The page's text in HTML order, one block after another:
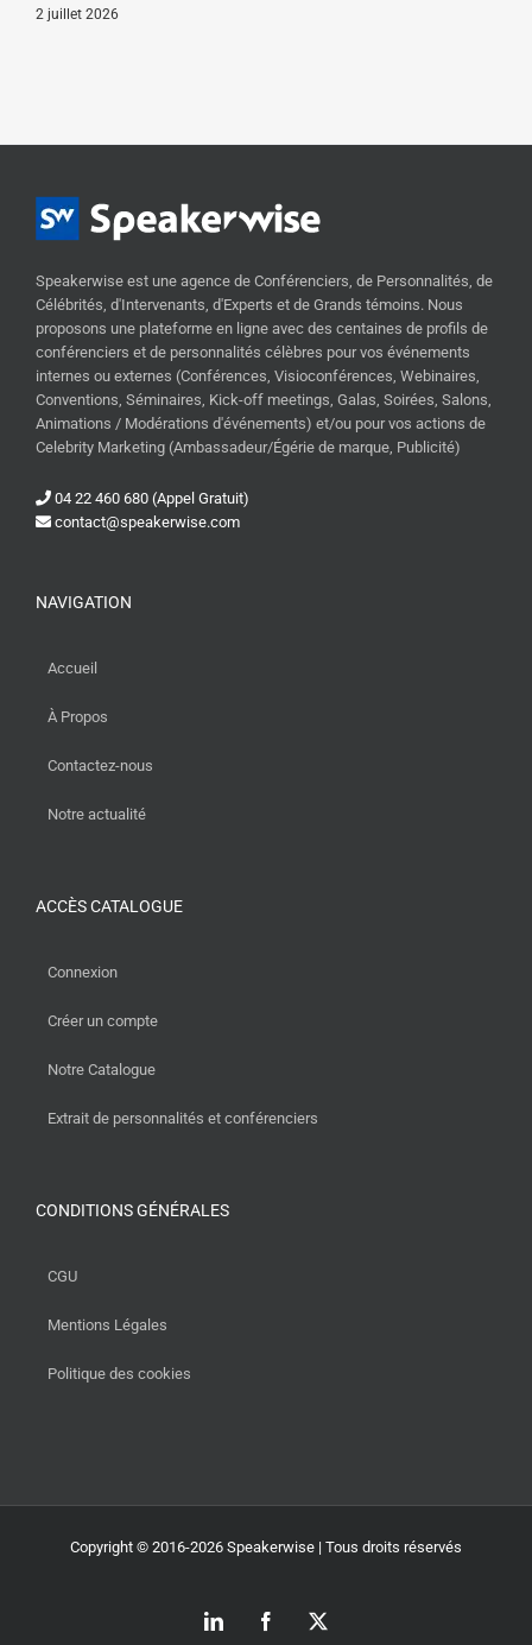
2 juillet 2026
Speakerwise est une agence de Conférenciers, de Personnalités, de
Célébrités, d'Intervenants, d'Experts et de Grands témoins. Nous
proposons une plateforme en ligne avec des centaines de profils de
conférenciers et de personnalités célèbres pour vos événements
internes ou externes (Conférences, Visioconférences, Webinaires,
Conventions, Séminaires, Kick-off meetings, Galas, Soirées, Salons,
Animations / Modérations d'événements) et/ou pour vos actions de
Celebrity Marketing (Ambassadeur/Égérie de marque, Publicité)
04 22 460 680 (Appel Gratuit)
contact@speakerwise.com
NAVIGATION
Accueil
À Propos
Contactez-nous
Notre actualité
ACCÈS CATALOGUE
Connexion
Créer un compte
Notre Catalogue
Extrait de personnalités et conférenciers
CONDITIONS GÉNÉRALES
CGU
Mentions Légales
Politique des cookies
Copyright © 2016-2026 Speakerwise | Tous droits réservés
LinkedInFacebook
X